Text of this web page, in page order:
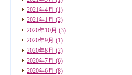
2021年4月 (1)
2021年1月 (2)
2020年10月 (3)
2020年9月 (1)
2020年8月 (2)
2020年7月 (6)
2020年6月 (8)